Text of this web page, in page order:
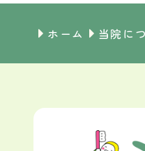
ホーム 当院に